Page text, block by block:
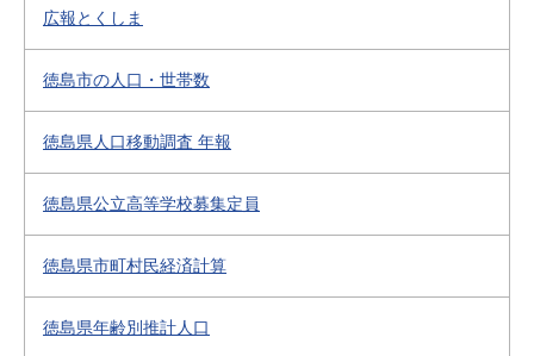
広報とくしま
徳島市の人口・世帯数
徳島県人口移動調査 年報
徳島県公立高等学校募集定員
徳島県市町村民経済計算
徳島県年齢別推計人口